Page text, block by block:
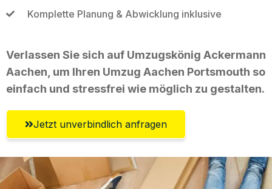
Komplette Planung & Abwicklung inklusive
Verlassen Sie sich auf Umzugskönig Ackermann
Aachen, um Ihren Umzug Aachen Portsmouth so
einfach und stressfrei wie möglich zu gestalten.
Jetzt unverbindlich anfragen